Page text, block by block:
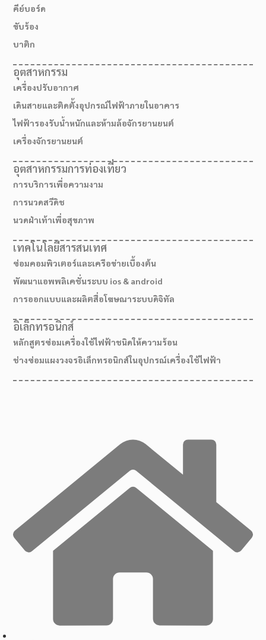
คีย์บอร์ด
ขับร้อง
บาติก
อุตสาหกรรม
เครื่องปรับอากาศ
เดินสายและติดตั้งอุปกรณ์ไฟฟ้าภายในอาคาร
ไฟฟ้ารองรับน้ำหนักและห้ามล้อจักรยานยนต์
เครื่องจักรยานยนต์
อุตสาหกรรมการท่องเที่ยว
การบริการเพื่อความงาม
การนวดสวีดิช
นวดฝ่าเท้าเพื่อสุขภาพ
เทคโนโลยีสารสนเทศ
ซ่อมคอมพิวเตอร์และเครือข่ายเบื้องต้น
พัฒนาแอพพลิเคชั่นระบบ ios & android
การออกแบบและผลิตสื่อโฆษณาระบบดิจิทัล
อิเล็กทรอนิกส์
หลักสูตรซ่อมเครื่องใช้ไฟฟ้าชนิดให้ความร้อน
ช่างซ่อมแผงวงจรอิเล็กทรอนิกส์ในอุปกรณ์เครื่องใช้ไฟฟ้า